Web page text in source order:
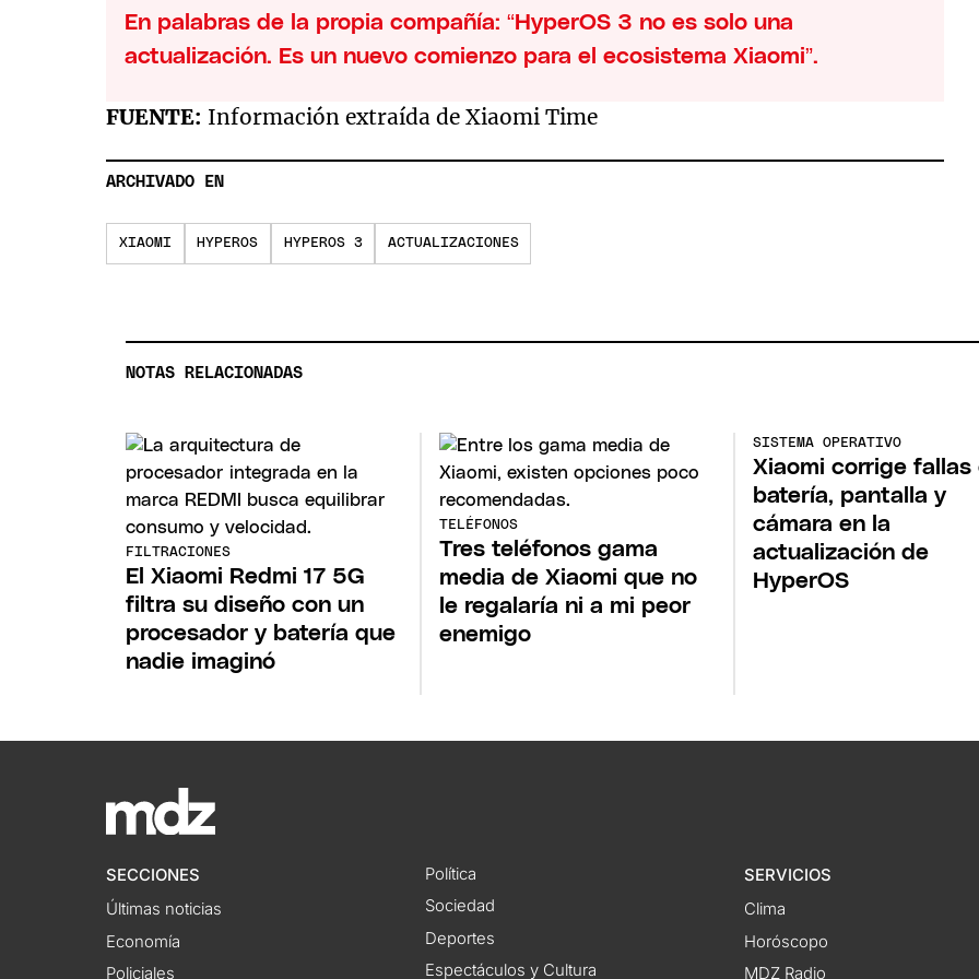
En palabras de la propia compañía: “HyperOS 3 no es solo una
actualización. Es un nuevo comienzo para el ecosistema Xiaomi”.
FUENTE: Información extraída de Xiaomi Time
ARCHIVADO EN
XIAOMI HYPEROS HYPEROS 3 ACTUALIZACIONES
NOTAS RELACIONADAS
FILTRACIONES
El Xiaomi Redmi 17 5G
filtra su diseño con un
procesador y batería que
nadie imaginó
TELÉFONOS
Tres teléfonos gama
media de Xiaomi que no
le regalaría ni a mi peor
enemigo
SISTEMA OPERATIVO
Xiaomi corrige fallas
batería, pantalla y
cámara en la
actualización de
HyperOS
SECCIONES
Últimas noticias
Economía
Policiales
Política
Sociedad
Deportes
Espectáculos y Cultura
SERVICIOS
Clima
Horóscopo
MDZ Radio